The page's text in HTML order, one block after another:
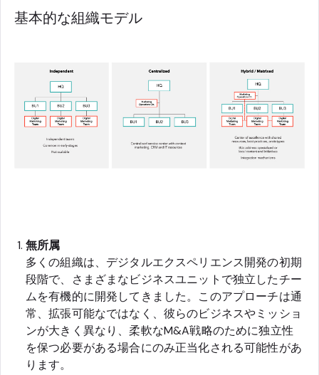
基本的な組織モデル
無所属
多くの組織は、デジタルエクスペリエンス開発の初期
段階で、さまざまなビジネスユニットで独立したチー
ムを有機的に開発してきました。このアプローチは通
常、拡張可能なではなく、彼らのビジネスやミッショ
ンが大きく異なり、柔軟なM&A戦略のために独立性
を保つ必要がある場合にのみ正当化される可能性があ
ります。